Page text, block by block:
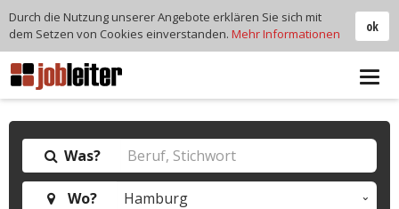
Was?
Wo?
ok
Durch die Nutzung unserer Angebote erklären Sie sich mit
dem Setzen von Cookies einverstanden. Mehr Informationen